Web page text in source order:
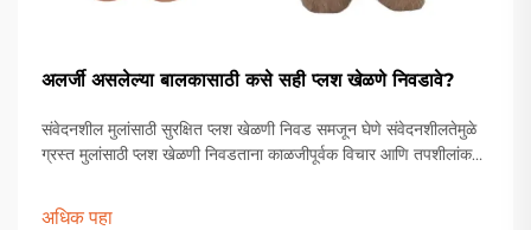
अलर्जी असलेल्या बालकासाठी कसे सही प्लश खेळणे निवडावे?
संवेदनशील मुलांसाठी सुरक्षित प्लश खेळणी निवड समजून घेणे संवेदनशीलतेमुळे
ग्रस्त मुलांसाठी प्लश खेळणी निवडताना काळजीपूर्वक विचार आणि तपशीलांकडे
उत्पादन प्रक्रिया इत्यादींमधून जाणे आवश्यक असते.
अधिक पहा